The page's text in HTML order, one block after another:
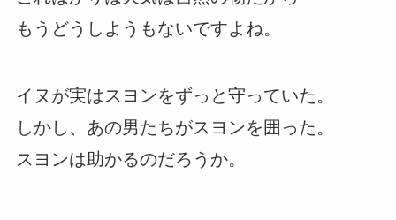
もうどうしようもないですよね。
イヌが実はスヨンをずっと守っていた。
しかし、あの男たちがスヨンを囲った。
スヨンは助かるのだろうか。